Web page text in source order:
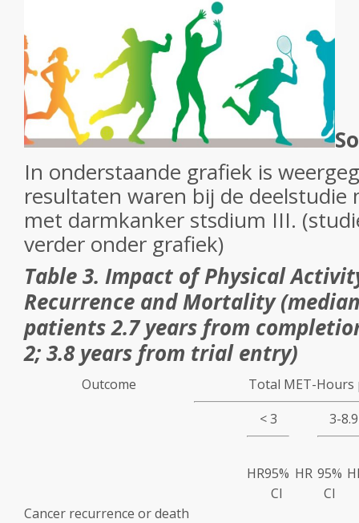
In onderstaande grafiek is
resultaten waren bij de
met darmkanker stsdium III.
verder onder grafiek)
Table 3. Impact of Physical
Recurrence and Mortality
patients 2.7 years from
2; 3.8 years from trial entry)
Outcome
Total MET-Hours
< 3
3-8.9
HR95%
CI
HR 95%
CI
Cancer recurrence or death